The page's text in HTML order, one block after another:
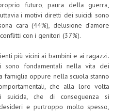
futuro, paura della guerra,
i motivi diretti dei suicidi sono
cara (44%), delusione d’amore
con i genitori (37%).
più vicini ai bambini e ai ragazzi.
sono fondamentali nella vita dei
famiglia oppure nella scuola stanno
che alla loro volta
suicida, che di conseguenza si
e purtroppo molto spesso,